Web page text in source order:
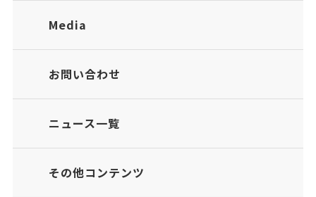
Media
お問い合わせ
ニュース一覧
その他コンテンツ